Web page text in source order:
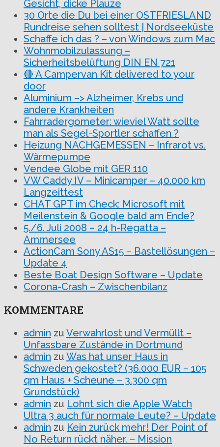
Gesicht, dicke Plauze
30 Orte die Du bei einer OSTFRIESLAND
Rundreise sehen solltest | Nordseeküste
Schaffe ich das ? – von Windows zum Mac
Wohnmobilzulassung –
Sicherheitsbelüftung DIN EN 721
🔴 A Campervan Kit delivered to your
door
Aluminium –> Alzheimer, Krebs und
andere Krankheiten
Fahrradergometer: wieviel Watt sollte
man als Segel-Sportler schaffen ?
Heizung NACHGEMESSEN – Infrarot vs.
Wärmepumpe
Vendee Globe mit GER 110
VW Caddy IV – Minicamper – 40.000 km
Langzeittest
CHAT GPT im Check: Microsoft mit
Meilenstein & Google bald am Ende?
5./6. Juli 2008 – 24 h-Regatta –
Ammersee
ActionCam Sony AS15 – Bastellösungen –
Update 4
Beste Boat Design Software – Update
Corona-Crash – Zwischenbilanz
KOMMENTARE
admin zu Verwahrlost und Vermüllt –
Unfassbare Zustände in Dortmund
admin zu Was hat unser Haus in
Schweden gekostet? (36.000 EUR – 105
qm Haus + Scheune – 3.300 qm
Grundstück)
admin zu Lohnt sich die Apple Watch
Ultra 3 auch für normale Leute? – Update
admin zu Kein zurück mehr! Der Point of
No Return rückt näher. – Mission